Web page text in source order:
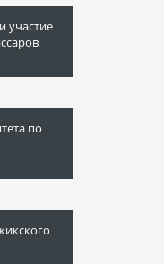
участие
по